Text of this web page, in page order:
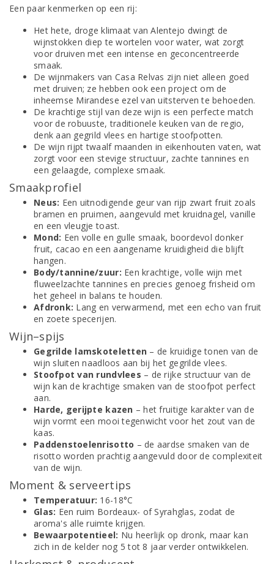
Een paar kenmerken op een rij:
Het hete, droge klimaat van Alentejo dwingt de
wijnstokken diep te wortelen voor water, wat zorgt
voor druiven met een intense en geconcentreerde
smaak.
De wijnmakers van Casa Relvas zijn niet alleen goed
met druiven; ze hebben ook een project om de
inheemse Mirandese ezel van uitsterven te behoeden.
De krachtige stijl van deze wijn is een perfecte match
voor de robuuste, traditionele keuken van de regio,
denk aan gegrild vlees en hartige stoofpotten.
De wijn rijpt twaalf maanden in eikenhouten vaten, wat
zorgt voor een stevige structuur, zachte tannines en
een gelaagde, complexe smaak.
Smaakprofiel
Neus: Een uitnodigende geur van rijp zwart fruit zoals
bramen en pruimen, aangevuld met kruidnagel, vanille
en een vleugje toast.
Mond: Een volle en gulle smaak, boordevol donker
fruit, cacao en een aangename kruidigheid die blijft
hangen.
Body/tannine/zuur: Een krachtige, volle wijn met
fluweelzachte tannines en precies genoeg frisheid om
het geheel in balans te houden.
Afdronk: Lang en verwarmend, met een echo van fruit
en zoete specerijen.
Wijn–spijs
Gegrilde lamskoteletten – de kruidige tonen van de
wijn sluiten naadloos aan bij het gegrilde vlees.
Stoofpot van rundvlees – de rijke structuur van de
wijn kan de krachtige smaken van de stoofpot perfect
aan.
Harde, gerijpte kazen – het fruitige karakter van de
wijn vormt een mooi tegenwicht voor het zout van de
kaas.
Paddenstoelenrisotto – de aardse smaken van de
risotto worden prachtig aangevuld door de complexiteit
van de wijn.
Moment & serveertips
Temperatuur: 16-18°C
Glas: Een ruim Bordeaux- of Syrahglas, zodat de
aroma's alle ruimte krijgen.
Bewaarpotentieel: Nu heerlijk op dronk, maar kan
zich in de kelder nog 5 tot 8 jaar verder ontwikkelen.